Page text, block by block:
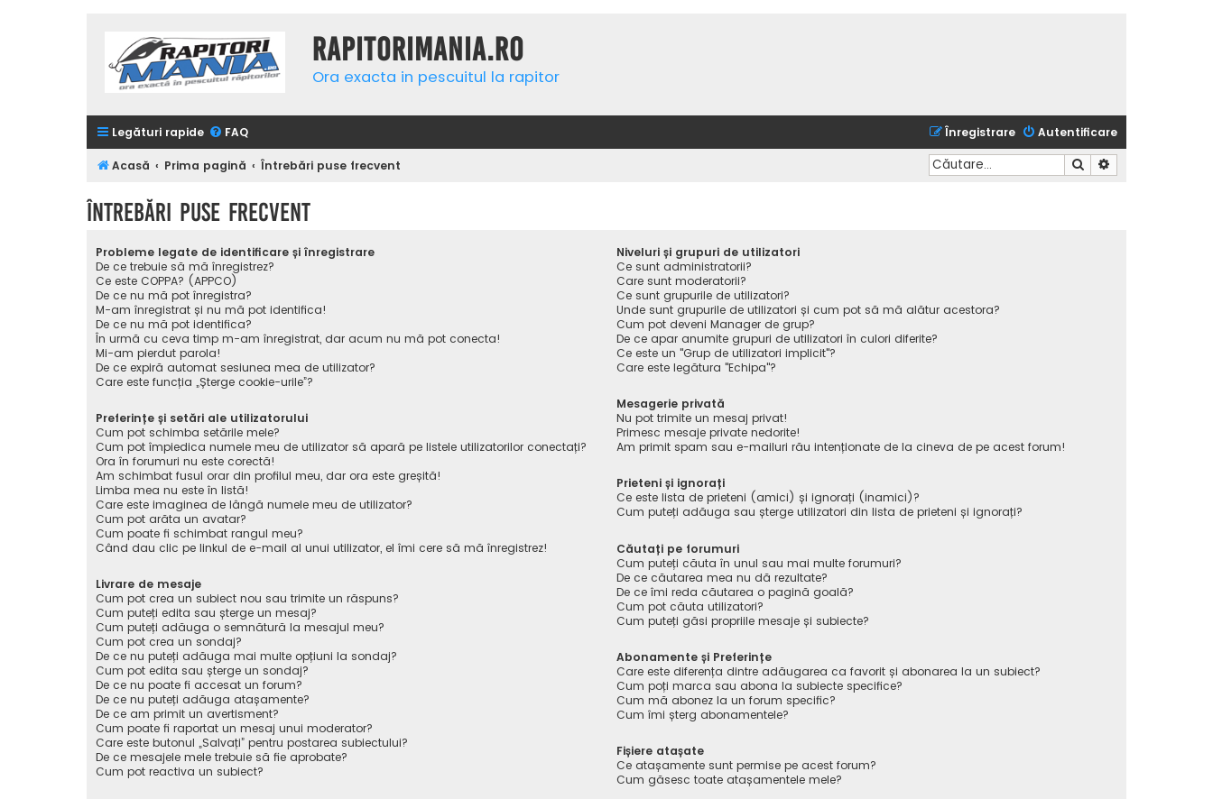
Rapitorimania.ro
Ora exacta in pescuitul la rapitor
Legături rapide FAQ Autentificare
Înregistrare
Acasă Prima pagină Întrebări puse frecvent Căutare
Întrebări puse frecvent
Probleme legate de identificare și înregistrare
De ce trebuie să mă înregistrez?
Ce este COPPA? (APPCO)
De ce nu mă pot înregistra?
M-am înregistrat și nu mă pot identifica!
De ce nu mă pot identifica?
În urmă cu ceva timp m-am înregistrat, dar acum nu mă pot conecta!
Mi-am pierdut parola!
De ce expiră automat sesiunea mea de utilizator?
Care este funcția „Șterge cookie-urile”?
Preferințe și setări ale utilizatorului
Cum pot schimba setările mele?
Cum pot împiedica numele meu de utilizator să apară pe listele utilizatorilor conectați?
Ora în forumuri nu este corectă!
Am schimbat fusul orar din profilul meu, dar ora este greșită!
Limba mea nu este în listă!
Care este imaginea de lângă numele meu de utilizator?
Cum pot arăta un avatar?
Cum poate fi schimbat rangul meu?
Când dau clic pe linkul de e-mail al unui utilizator, el îmi cere să mă înregistrez!
Livrare de mesaje
Cum pot crea un subiect nou sau trimite un răspuns?
Cum puteți edita sau șterge un mesaj?
Cum puteți adăuga o semnătură la mesajul meu?
Cum pot crea un sondaj?
De ce nu puteți adăuga mai multe opțiuni la sondaj?
Cum pot edita sau șterge un sondaj?
De ce nu poate fi accesat un forum?
De ce nu puteți adăuga atașamente?
De ce am primit un avertisment?
Cum poate fi raportat un mesaj unui moderator?
Care este butonul „Salvați” pentru postarea subiectului?
De ce mesajele mele trebuie să fie aprobate?
Cum pot reactiva un subiect?
Niveluri și grupuri de utilizatori
Ce sunt administratorii?
Care sunt moderatorii?
Ce sunt grupurile de utilizatori?
Unde sunt grupurile de utilizatori și cum pot să mă alătur acestora?
Cum pot deveni Manager de grup?
De ce apar anumite grupuri de utilizatori în culori diferite?
Ce este un "Grup de utilizatori implicit"?
Care este legătura "Echipa"?
Mesagerie privată
Nu pot trimite un mesaj privat!
Primesc mesaje private nedorite!
Am primit spam sau e-mailuri rău intenționate de la cineva de pe acest forum!
Prieteni și ignorați
Ce este lista de prieteni (amici) și ignorați (inamici)?
Cum puteți adăuga sau șterge utilizatori din lista de prieteni și ignorați?
Căutați pe forumuri
Cum puteți căuta în unul sau mai multe forumuri?
De ce căutarea mea nu dă rezultate?
De ce îmi reda căutarea o pagină goală?
Cum pot căuta utilizatori?
Cum puteți găsi propriile mesaje și subiecte?
Abonamente și Preferințe
Care este diferența dintre adăugarea ca favorit și abonarea la un subiect?
Cum poți marca sau abona la subiecte specifice?
Cum mă abonez la un forum specific?
Cum îmi șterg abonamentele?
Fișiere atașate
Ce atașamente sunt permise pe acest forum?
Cum găsesc toate atașamentele mele?